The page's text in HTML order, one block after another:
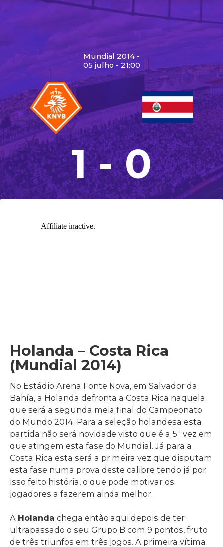
Mundial 2014 -
05 julho - 21:00
1 - 0
Holanda – Costa Rica
(Mundial 2014)
No Estádio Arena Fonte Nova, em Salvador da
Bahía, a Holanda defronta a Costa Rica naquela
que será a segunda meia final do Campeonato
do Mundo 2014. Para a seleção holandesa esta
partida não será novidade visto que é a 5ª vez em
que atingem esta fase do Mundial. Já para a
Costa Rica esta será a primeira vez que disputam
esta fase numa prova deste calibre tendo já por
isso feito história, o que pode motivar os
jogadores a fazerem ainda melhor.
A Holanda chega então aqui depois de ter
ultrapassado o seu Grupo B com 9 pontos, fruto
de três triunfos em três jogos. A primeira vítima